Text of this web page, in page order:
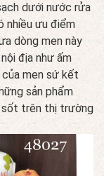
dưới nước rửa
nhiều ưu điểm
dòng men này
địa như ấm
men sứ kết
sản phẩm
sốt trên thị trường